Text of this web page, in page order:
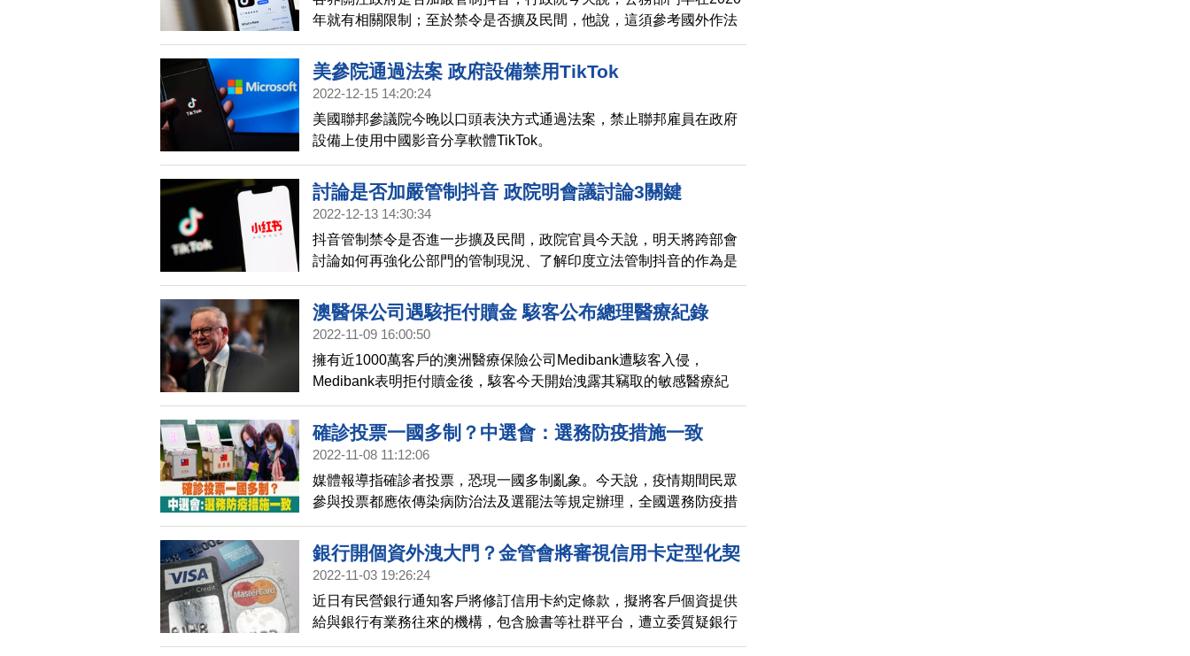
年就有相關限制；至於禁令是否擴及民間，他說，這須參考國外作法
成效，也要務實評估技術可行性，目前持續蒐集資料中，未有結論。
美參院通過法案 政府設備禁用TikTok
2022-12-15 14:20:24
美國聯邦參議院今晚以口頭表決方式通過法案，禁止聯邦雇員在政府
設備上使用中國影音分享軟體TikTok。
討論是否加嚴管制抖音 政院明會議討論3關鍵
2022-12-13 14:30:34
抖音管制禁令是否進一步擴及民間，政院官員今天說，明天將跨部會
討論如何再強化公部門的管制現況、了解印度立法管制抖音的作為是
否適合台灣，並要求教育部就媒體識讀面向提出柔性手段一併討論。
澳醫保公司遇駭拒付贖金 駭客公布總理醫療紀錄
2022-11-09 16:00:50
擁有近1000萬客戶的澳洲醫療保險公司Medibank遭駭客入侵，
Medibank表明拒付贖金後，駭客今天開始洩露其竊取的敏感醫療紀
錄，其中包括總理艾班尼斯的個資。
確診投票一國多制？中選會：選務防疫措施一致
2022-11-08 11:12:06
媒體報導指確診者投票，恐現一國多制亂象。今天說，疫情期間民眾
參與投票都應依傳染病防治法及選罷法等規定辦理，全國選務防疫措
施一致，若違反規定者，由衛生主管機關依法處理。
銀行開個資外洩大門？金管會將審視信用卡定型化契
約
2022-11-03 19:26:24
近日有民營銀行通知客戶將修訂信用卡約定條款，擬將客戶個資提供
給與銀行有業務往來的機構，包含臉書等社群平台，遭立委質疑銀行
開個資外洩大門，金管會主委黃天牧今天允諾將進行了解。